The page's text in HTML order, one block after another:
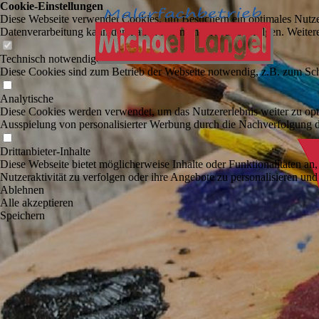
Cookie-Einstellungen
Diese Webseite verwendet Cookies, um Besuchern ein optimales
Datenverarbeitung kann dann auch in einem Drittland erfolgen.
Technisch notwendige
Diese Cookies sind zum Betrieb der Webseite notwendig, z.B. zum
Analytische
Diese Cookies werden verwendet, um das Nutzererlebnis weiter zu
Ausspielung von personalisierter Werbung durch die Nachverfolgung
Drittanbieter-Inhalte
Diese Webseite bietet möglicherweise Inhalte oder Funktionalitäten
Nutzeraktivität zu verfolgen oder ihre Angebote zu personalisieren
Ablehnen
Alle akzeptieren
Speichern